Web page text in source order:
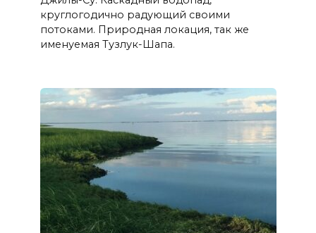
круглогодично радующий своими
потоками. Природная локация, так же
именуемая Тузлук-Шапа.